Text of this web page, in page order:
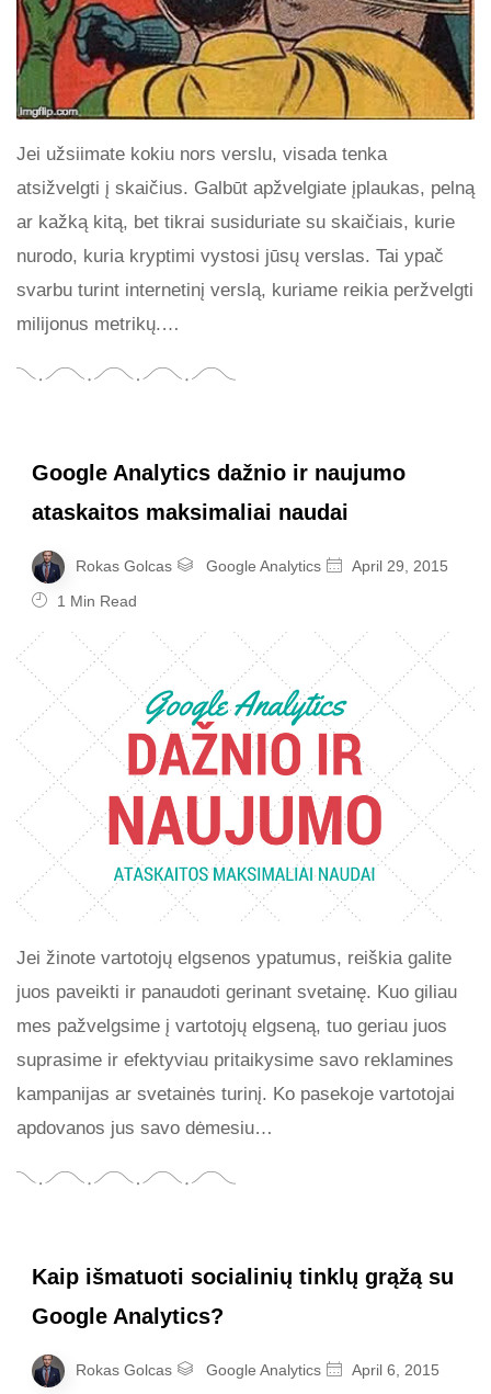
Jei užsiimate kokiu nors verslu, visada tenka
atsižvelgti į skaičius. Galbūt apžvelgiate įplaukas, pelną
ar kažką kitą, bet tikrai susiduriate su skaičiais, kurie
nurodo, kuria kryptimi vystosi jūsų verslas. Tai ypač
svarbu turint internetinį verslą, kuriame reikia peržvelgti
milijonus metrikų.…
Google Analytics dažnio ir naujumo
ataskaitos maksimaliai naudai
Rokas Golcas Google Analytics April 29, 2015
1 Min Read
Jei žinote vartotojų elgsenos ypatumus, reiškia galite
juos paveikti ir panaudoti gerinant svetainę. Kuo giliau
mes pažvelgsime į vartotojų elgseną, tuo geriau juos
suprasime ir efektyviau pritaikysime savo reklamines
kampanijas ar svetainės turinį. Ko pasekoje vartotojai
apdovanos jus savo dėmesiu…
Kaip išmatuoti socialinių tinklų grąžą su
Google Analytics?
Rokas Golcas Google Analytics April 6, 2015